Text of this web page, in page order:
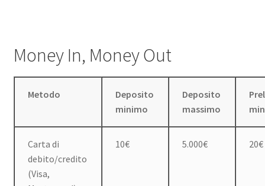
Money In, Money Out
Metodo
Deposito
minimo
Deposito
massimo
Carta di
debito/credito
(Visa,
10€ 5.000€ 20€